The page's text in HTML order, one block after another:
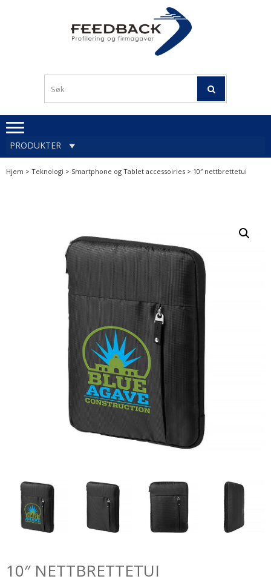
PRODUKTER
Hjem > Teknologi > Smartphone og Tablet accessoiries > 10″ nettbrettetui
10″ NETTBRETTETUI